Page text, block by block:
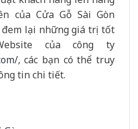
của Cửa Gỗ Sài Gòn
lại những giá trị tốt
của công ty
, các bạn có thể truy
tin chi tiết.